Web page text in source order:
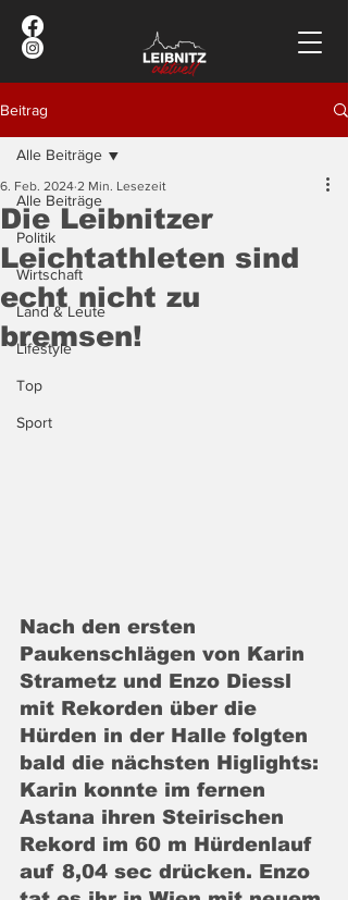
Beitrag
Alle Beiträge
Politik
Wirtschaft
Land & Leute
Lifestyle
Top
Sport
Alle Beiträge
Die Leibnitzer
Leichtathleten sind
echt nicht zu
bremsen!
6. Feb. 2024 2 Min. Lesezeit
Nach den ersten
Paukenschlägen von Karin
Strametz und Enzo Diessl
mit Rekorden über die
Hürden in der Halle folgten
bald die nächsten Higlights:
Karin konnte im fernen
Astana ihren Steirischen
Rekord im 60 m Hürdenlauf
auf 8,04 sec drücken. Enzo